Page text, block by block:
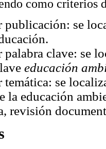
como criterios
se
clave: se
educación
se
la educación
revisión